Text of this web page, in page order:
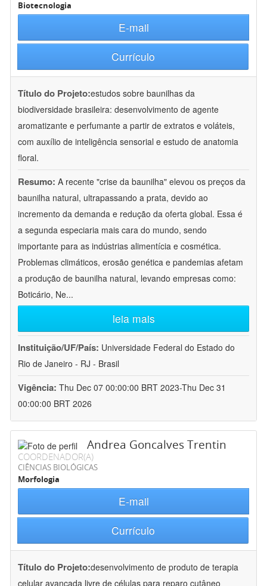
Biotecnologia
E-mail
Currículo
Título do Projeto:estudos sobre baunilhas da
biodiversidade brasileira: desenvolvimento de agente
aromatizante e perfumante a partir de extratos e voláteis,
com auxílio de inteligência sensorial e estudo de anatomia
floral.
Resumo: A recente "crise da baunilha" elevou os preços da
baunilha natural, ultrapassando a prata, devido ao
incremento da demanda e redução da oferta global. Essa é
a segunda especiaria mais cara do mundo, sendo
importante para as indústrias alimentícia e cosmética.
Problemas climáticos, erosão genética e pandemias afetam
a produção de baunilha natural, levando empresas como:
Boticário, Ne...
leia mais
Instituição/UF/País: Universidade Federal do Estado do
Rio de Janeiro - RJ - Brasil
Vigência: Thu Dec 07 00:00:00 BRT 2023-Thu Dec 31
00:00:00 BRT 2026
Andrea Goncalves Trentin
COORDENADOR(A)
CIÊNCIAS BIOLÓGICAS
Morfologia
E-mail
Currículo
Título do Projeto:desenvolvimento de produto de terapia
celular avançada livre de células para reparo cutâneo